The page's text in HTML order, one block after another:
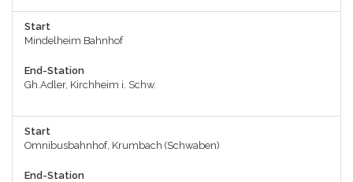
Start
Mindelheim Bahnhof
End-Station
Gh.Adler, Kirchheim i. Schw.
Start
Omnibusbahnhof, Krumbach (Schwaben)
End-Station